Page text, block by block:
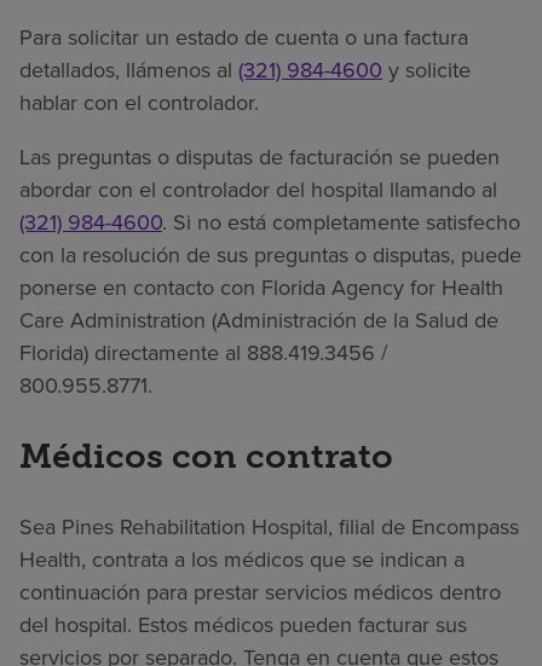
Para solicitar un estado de cuenta o una factura
detallados, llámenos al (321) 984-4600 y solicite
hablar con el controlador.
Las preguntas o disputas de facturación se pueden
abordar con el controlador del hospital llamando al
(321) 984-4600. Si no está completamente satisfecho
con la resolución de sus preguntas o disputas, puede
ponerse en contacto con Florida Agency for Health
Care Administration (Administración de la Salud de
Florida) directamente al 888.419.3456 /
800.955.8771.
Médicos con contrato
Sea Pines Rehabilitation Hospital, filial de Encompass
Health, contrata a los médicos que se indican a
continuación para prestar servicios médicos dentro
del hospital. Estos médicos pueden facturar sus
servicios por separado. Tenga en cuenta que estos